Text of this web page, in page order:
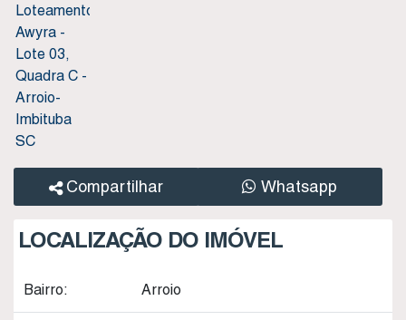
Compartilhar Whatsapp
LOCALIZAÇÃO DO IMÓVEL
Bairro: Arroio